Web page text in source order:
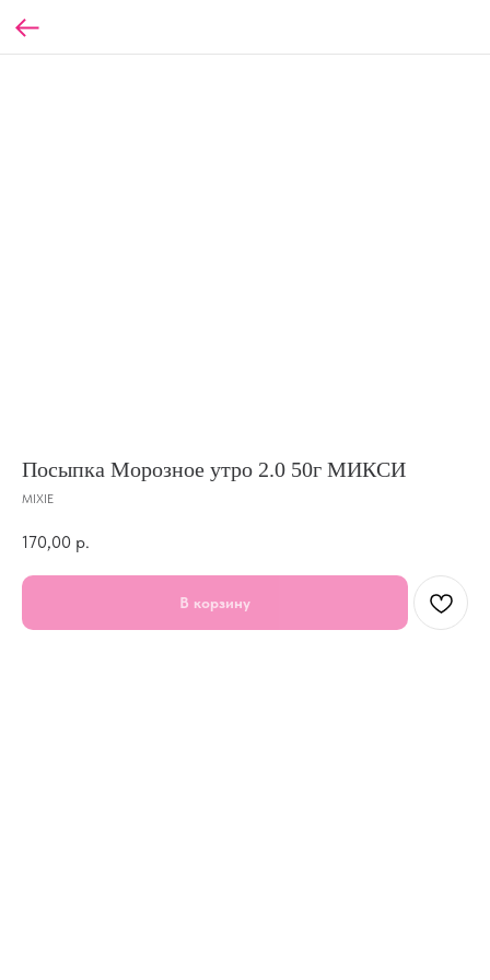
Посыпка Морозное утро 2.0 50г МИКСИ
MIXIE
170,00 р.
В корзину